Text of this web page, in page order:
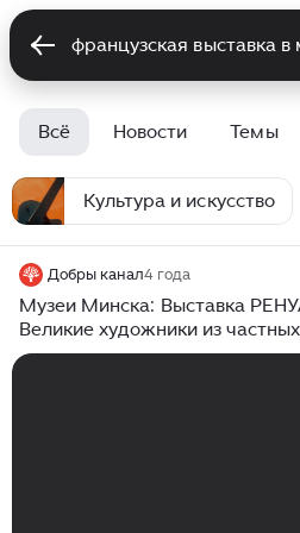
Всё Новости Темы
Культура и искусство
Добры канал4 года
Музеи Минска: Выставка
Великие художники из
США